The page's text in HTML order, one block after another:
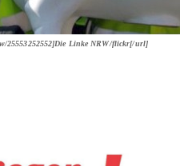
25553252552]Die Linke NRW/flickr[/url]